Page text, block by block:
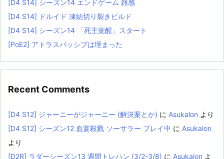
[D4 S14] シーズン14 エンドゲーム 雑感
[D4 S14] ドルイド 凍結切り裂きビルド
[D4 S14] シーズン14 「死主覚醒」スタート
[PoE2] アトラスパッシブは埋まった
Recent Comments
[D4 S12] ジャーニーがジャーニー (解決案とか) に Asukalon より
[D4 S12] シーズン12 血宴殺戮 ソーサラー プレイ中 に Asukalon
より
[D2R] ラダーシーズン13 週間トレハン (3/2-3/8) に Asukalon よ